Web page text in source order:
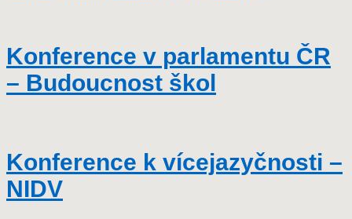
Konference v parlamentu ČR
– Budoucnost škol
Konference k vícejazyčnosti –
NIDV